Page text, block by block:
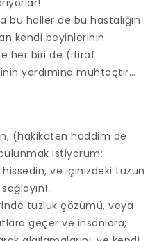
bu haller de bu hastalığın
kendi beyinlerinin
her biri de (itiraf
yardımına muhtaçtır…
(hakikaten haddim de
istiyorum:
hissedin, ve içinizdeki tuzun
tuzluk çözümü, veya
geçer ve insanlara;